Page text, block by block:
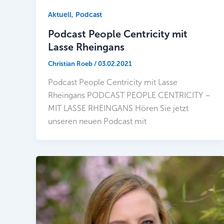
Aktuell, Podcast
Podcast People Centricity mit
Lasse Rheingans
Christian Roeb / 03.02.2021
Podcast People Centricity mit Lasse
Rheingans PODCAST PEOPLE CENTRICITY –
MIT LASSE RHEINGANS Hören Sie jetzt
unseren neuen Podcast mit